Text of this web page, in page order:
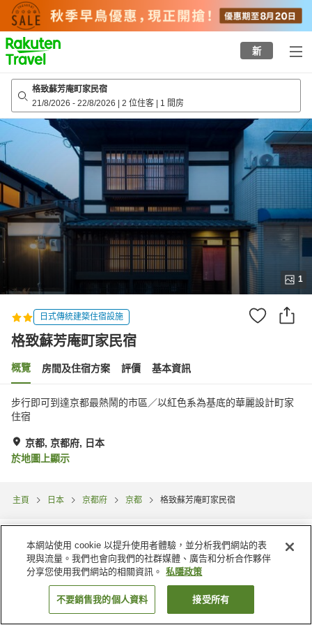
to
top
page
新
格致蘇芳庵町家民宿
21/8/2026 - 22/8/2026 | 2 位住客 | 1 間房
1
日式傳統建築住宿設施
格致蘇芳庵町家民宿
概覽 房間及住宿方案 評價 基本資訊
步行即可到達京都最熱鬧的市區／以紅色系為基底的華麗設計町家
住宿
京都, 京都府, 日本
於地圖上顯示
主頁 日本 京都府 京都 格致蘇芳庵町家民宿
找客房
本網站使用 cookie 以提升使用者體驗，並分析我們網站的表
現與流量。我們也會向我們的社群媒體、廣告和分析合作夥伴
分享您使用我們網站的相關資訊。
私隱政策
不要銷售我的個人資料 接受所有